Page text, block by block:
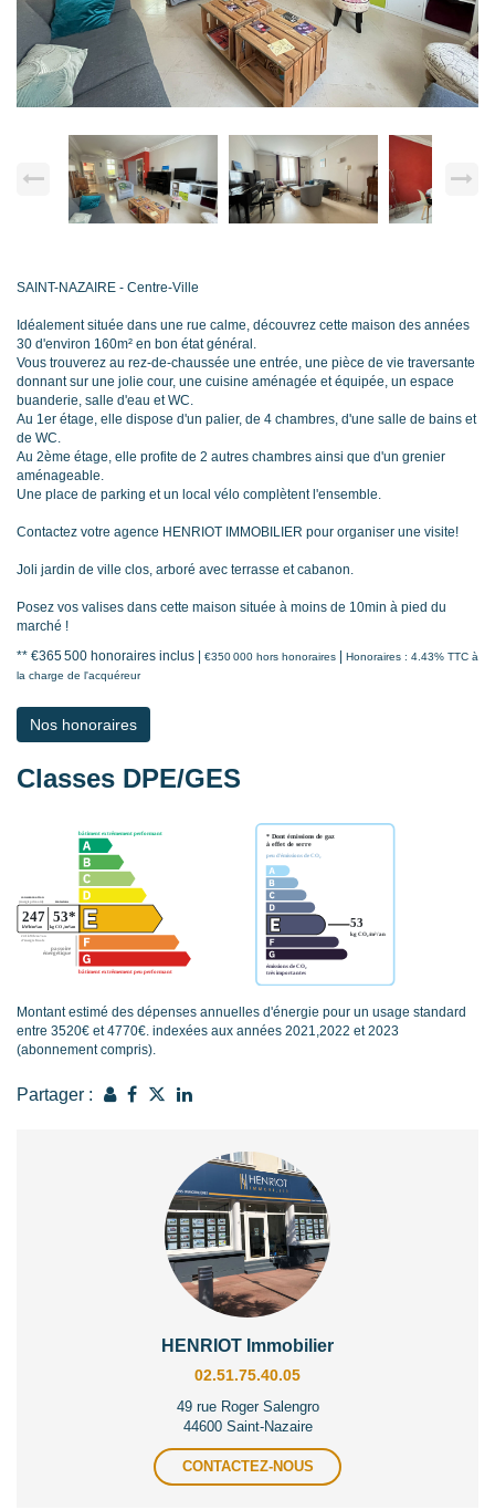
SAINT-NAZAIRE - Centre-Ville
Idéalement située dans une rue calme, découvrez cette maison des années
30 d'environ 160m² en bon état général.
Vous trouverez au rez-de-chaussée une entrée, une pièce de vie traversante
donnant sur une jolie cour, une cuisine aménagée et équipée, un espace
buanderie, salle d'eau et WC.
Au 1er étage, elle dispose d'un palier, de 4 chambres, d'une salle de bains et
de WC.
Au 2ème étage, elle profite de 2 autres chambres ainsi que d'un grenier
aménageable.
Une place de parking et un local vélo complètent l'ensemble.
Contactez votre agence HENRIOT IMMOBILIER pour organiser une visite!
Joli jardin de ville clos, arboré avec terrasse et cabanon.
Posez vos valises dans cette maison située à moins de 10min à pied du
marché !
** €365 500 honoraires inclus €350 000 hors honoraires
Honoraires : 4.43% TTC à
la charge de l'acquéreur
Nos honoraires
Classes DPE/GES
Montant estimé des dépenses annuelles d'énergie pour un usage standard
entre 3520€ et 4770€. indexées aux années 2021,2022 et 2023
(abonnement compris).
Partager :
HENRIOT Immobilier
02.51.75.40.05
49 rue Roger Salengro
44600 Saint-Nazaire
CONTACTEZ-NOUS